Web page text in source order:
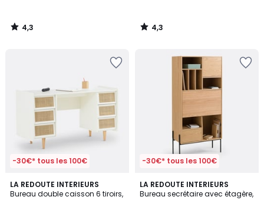
4,3
/
4,3
/
-30€* tous les 100€
LA REDOUTE INTERIEURS
Bureau double caisson 6 tiroirs,
4,2
/ 5
2
Couleurs
-30€* tous les 100€
LA REDOUTE INTERIEURS
Bureau secrétaire avec étagère,
3,5
/ 5